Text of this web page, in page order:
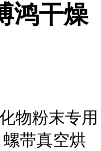
鸿干燥
物粉末专用
带真空烘